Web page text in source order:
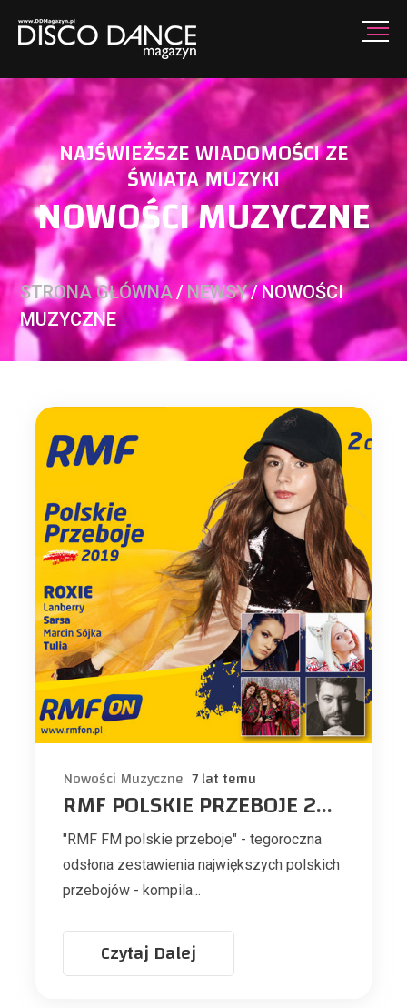
NAJŚWIEŻSZE WIADOMOŚCI ZE
ŚWIATA MUZYKI
NOWOŚCI MUZYCZNE
STRONA GŁÓWNA/ NEWSY/NOWOŚCI
MUZYCZNE
Nowości Muzyczne 7 lat temu
RMF POLSKIE PRZEBOJE 2019
"RMF FM polskie przeboje" - tegoroczna
odsłona zestawienia największych polskich
przebojów - kompila...
Czytaj Dalej